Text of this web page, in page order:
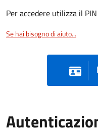
Per accedere utilizza il
Se hai bisogno di aiuto...